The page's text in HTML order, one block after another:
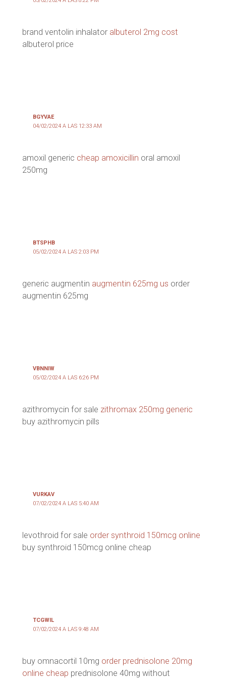
brand ventolin inhalator albuterol 2mg cost
albuterol price
BGYVAE
04/02/2024 A LAS 12:33 AM
amoxil generic cheap amoxicillin oral amoxil
250mg
BTSPHB
05/02/2024 A LAS 2:03 PM
generic augmentin augmentin 625mg us order
augmentin 625mg
VBNNIW
05/02/2024 A LAS 6:26 PM
azithromycin for sale zithromax 250mg generic
buy azithromycin pills
VURKAV
07/02/2024 A LAS 5:40 AM
levothroid for sale order synthroid 150mcg online
buy synthroid 150mcg online cheap
TCGWIL
07/02/2024 A LAS 9:48 AM
buy omnacortil 10mg order prednisolone 20mg
online cheap prednisolone 40mg without